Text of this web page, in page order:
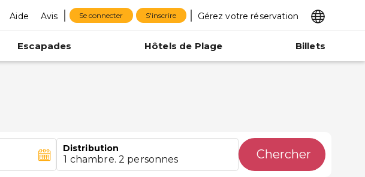
Aide Avis Se connecter S'inscrire Gérez votre réservation
Escapades Hôtels de Plage Billets
Distribution
1 chambre. 2 personnes Chercher